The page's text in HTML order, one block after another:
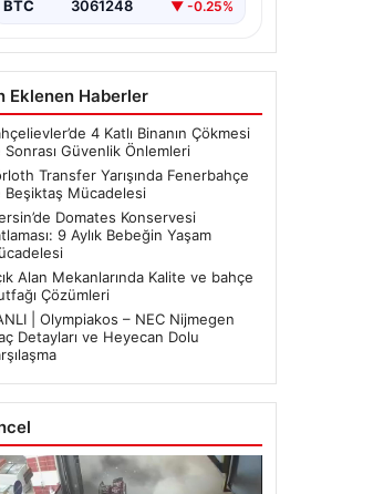
BTC 3061248 ▼ -0.25%
Eklenen Haberler
4 Katlı Binanın Çökmesi
Sonrası Güvenlik Önlemleri
Transfer Yarışında Fenerbahçe
Beşiktaş Mücadelesi
Domates Konservesi
9 Aylık Bebeğin Yaşam
Alan Mekanlarında Kalite ve bahçe
Çözümleri
| Olympiakos – NEC Nijmegen
Detayları ve Heyecan Dolu